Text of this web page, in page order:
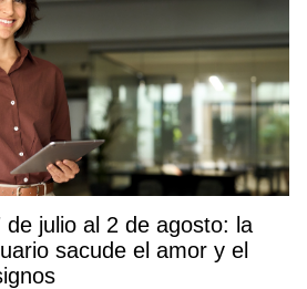
de julio al 2 de agosto: la
sacude el amor y el